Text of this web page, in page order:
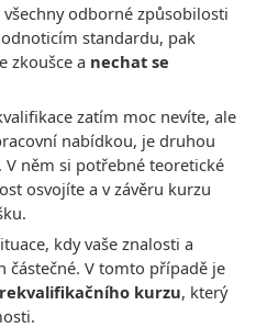
odborné způsobilosti
standardu, pak
zkoušce a nechat se
zatím moc nevíte, ale
nabídkou, je druhou
. V něm si potřebné teoretické
osvojíte a v závěru kurzu
kdy vaše znalosti a
částečné. V tomto případě je
kurzu, který